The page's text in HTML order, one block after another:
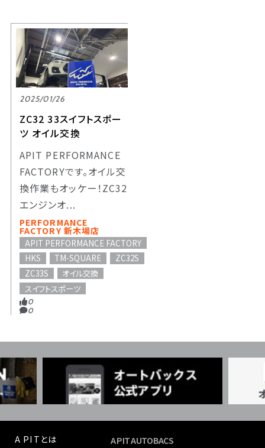
2025/01/26
ZC32 33スイフトスポー
ツ オイル交換
APIT PERFORMANCE
FACTORYです。オイル交
換作業もオッケー！ZC32
エンジンオ...
PERFORMANCE
FACTORY 新木場店
APIT PERFORMANCE FACTORY
HKS
TM-SQUARE
ZC32S
ZC33S
オイル交換
スイフトスポーツ
0
0
A PITとは
A PIT AUTOBACS